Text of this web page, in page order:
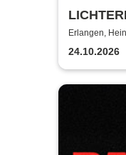
Millionen
Erlangen,
24.10.2026